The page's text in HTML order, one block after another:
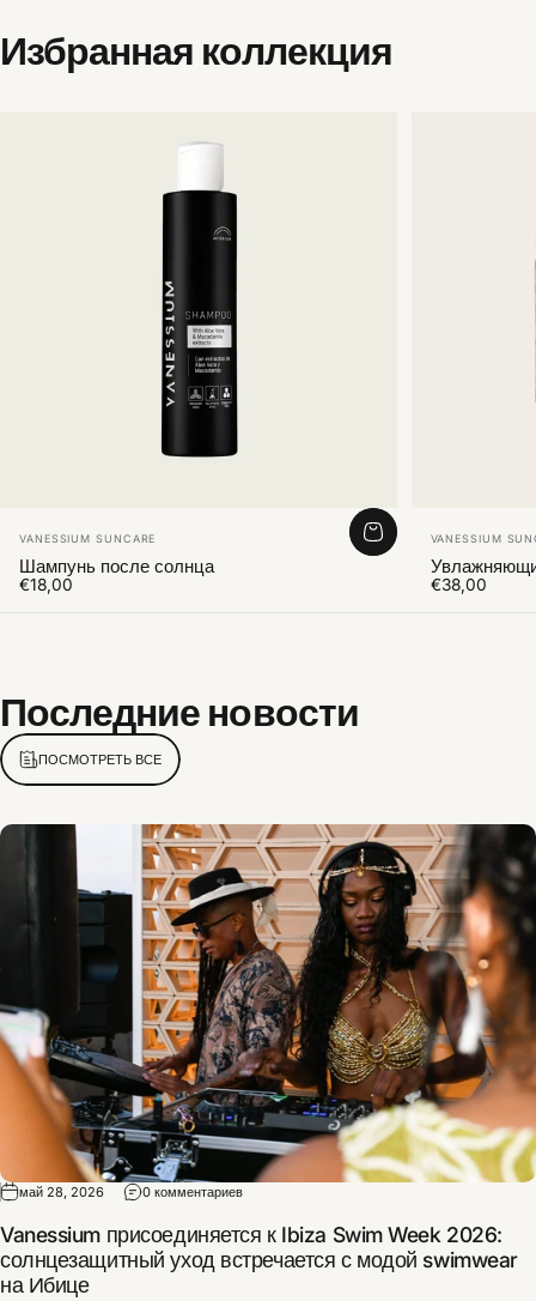
Избранная коллекция
Vendor:
VANESSIUM SUNCARE
Шампунь после солнца
€18,00
Vendor:
VANESSIUM
€38,00
Последние новости
ПОСМОТРЕТЬ ВСЕ
май 28, 2026 0 комментариев
Vanessium присоединяется к Ibiza Swim Week 2026:
солнцезащитный уход встречается с модой swimwear
на Ибице